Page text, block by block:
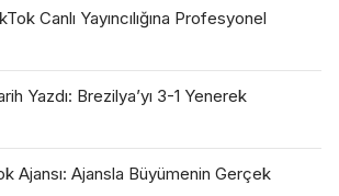
Canlı Yayıncılığına Profesyonel
Yazdı: Brezilya’yı 3-1 Yenerek
Ajansı: Ajansla Büyümenin Gerçek